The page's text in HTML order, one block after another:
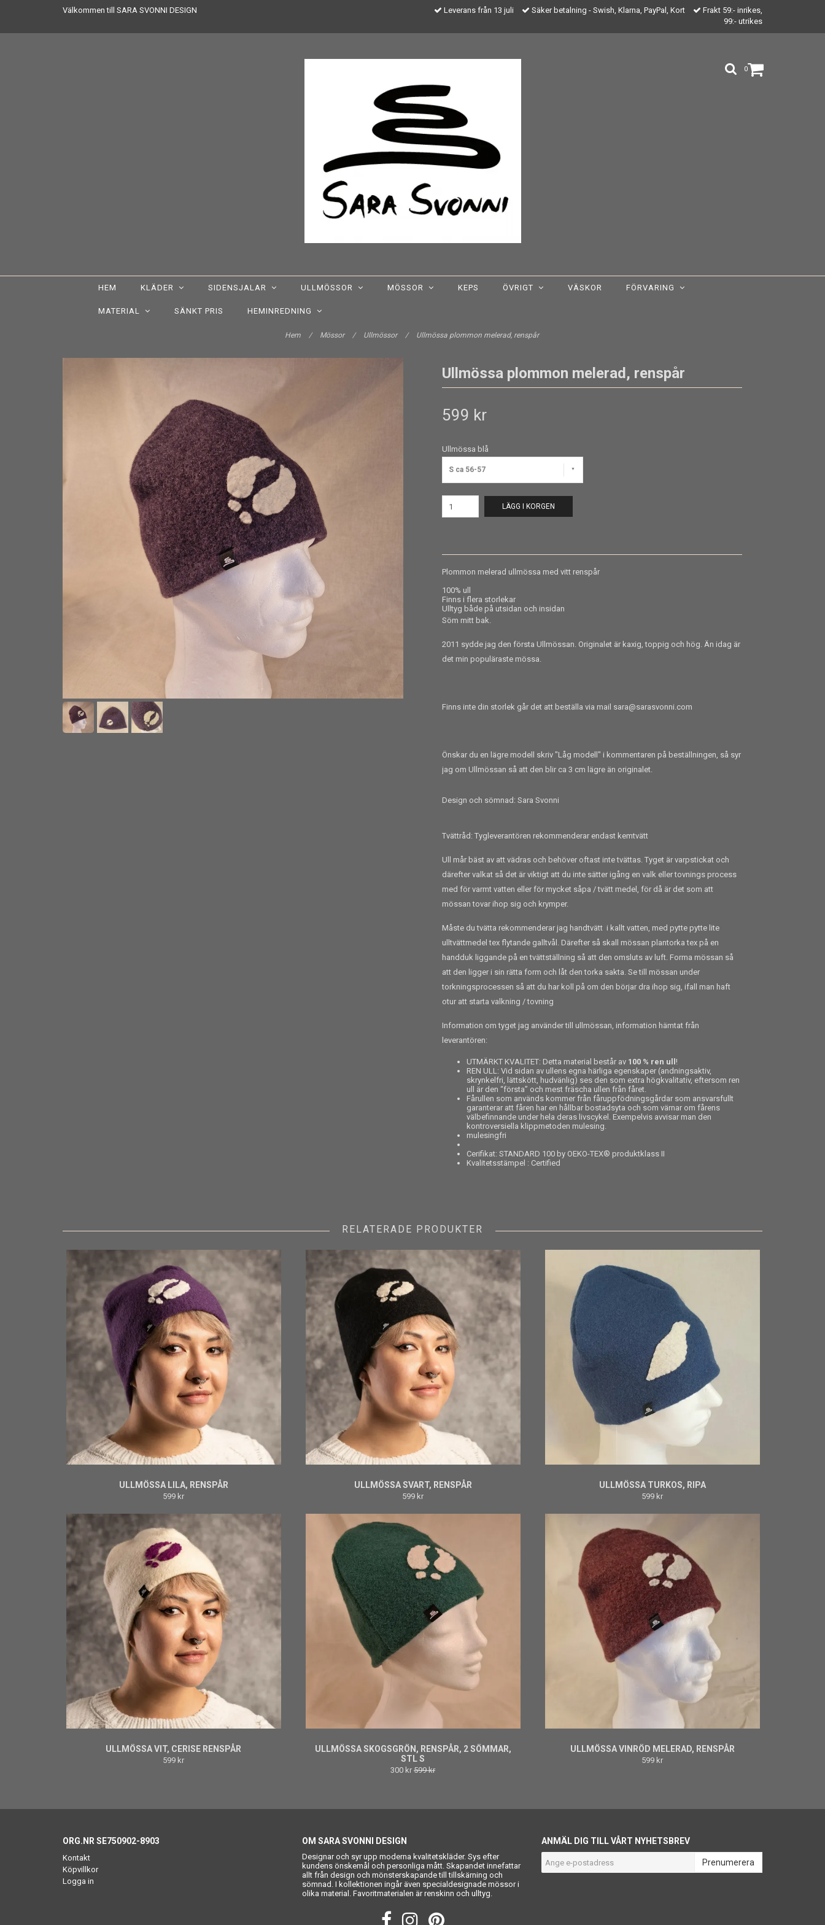
Välkommen till SARA SVONNI DESIGN Leverans från 13 juli Säker betalning - Swish, Klarna, PayPal, Kort
Frakt 59:- inrikes,
99:- utrikes
0
HEM KLÄDER SIDENSJALAR ULLMÖSSOR MÖSSOR KEPS ÖVRIGT VÄSKOR FÖRVARING
MATERIAL SÄNKT PRIS HEMINREDNING
Hem / Mössor / Ullmössor / Ullmössa plommon melerad, renspår
Ullmössa plommon melerad, renspår
599 kr
Ullmössa blå
S ca 56-57
LÄGG I KORGEN
Plommon melerad ullmössa med vitt renspår
100% ull
Finns i flera storlekar
Ulltyg både på utsidan och insidan
Söm mitt bak.
2011 sydde jag den första Ullmössan. Originalet är kaxig, toppig och hög. Än idag är
det min populäraste mössa.
Finns inte din storlek går det att beställa via mail sara@sarasvonni.com
Önskar du en lägre modell skriv "Låg modell" i kommentaren på beställningen, så syr
jag om Ullmössan så att den blir ca 3 cm lägre än originalet.
Design och sömnad: Sara Svonni
Tvättråd: Tygleverantören rekommenderar endast kemtvätt
Ull mår bäst av att vädras och behöver oftast inte tvättas. Tyget är varpstickat och
därefter valkat så det är viktigt att du inte sätter igång en valk eller tovnings process
med för varmt vatten eller för mycket såpa / tvätt medel, för då är det som att
mössan tovar ihop sig och krymper.
Måste du tvätta rekommenderar jag handtvätt i kallt vatten, med pytte pytte lite
ulltvättmedel tex flytande galltvål. Därefter så skall mössan plantorka tex på en
handduk liggande på en tvättställning så att den omsluts av luft. Forma mössan så
att den ligger i sin rätta form och låt den torka sakta. Se till mössan under
torkningsprocessen så att du har koll på om den börjar dra ihop sig, ifall man haft
otur att starta valkning / tovning
Information om tyget jag använder till ullmössan, information hämtat från
leverantören:
UTMÄRKT KVALITET: Detta material består av 100 % ren ull !
REN ULL: Vid sidan av ullens egna härliga egenskaper (andningsaktiv,
skrynkelfri, lättskött, hudvänlig) ses den som extra högkvalitativ, eftersom ren
ull är den “första” och mest fräscha ullen från fåret.
Fårullen som används kommer från fåruppfödningsgårdar som ansvarsfullt
garanterar att fåren har en hållbar bostadsyta och som värnar om fårens
välbefinnande under hela deras livscykel. Exempelvis avvisar man den
kontroversiella klippmetoden mulesing.
mulesingfri
Cerifikat: STANDARD 100 by OEKO-TEX® produktklass II
Kvalitetsstämpel : Certified
RELATERADE PRODUKTER
ULLMÖSSA LILA, RENSPÅR
599 kr
ULLMÖSSA SVART, RENSPÅR
599 kr
ULLMÖSSA TURKOS, RIPA
599 kr
ULLMÖSSA VIT, CERISE RENSPÅR
599 kr
ULLMÖSSA SKOGSGRÖN, RENSPÅR, 2 SÖMMAR,
STL S
300 kr 599 kr
ULLMÖSSA VINRÖD MELERAD, RENSPÅR
599 kr
ORG.NR SE750902-8903
Kontakt
Köpvillkor
Logga in
OM SARA SVONNI DESIGN
Designar och syr upp moderna kvalitetskläder. Sys efter
kundens önskemål och personliga mått. Skapandet innefattar
allt från design och mönsterskapande till tillskärning och
sömnad. I kollektionen ingår även specialdesignade mössor i
olika material. Favoritmaterialen är renskinn och ulltyg.
ANMÄL DIG TILL VÅRT NYHETSBREV
Prenumerera